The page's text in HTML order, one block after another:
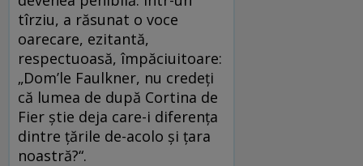
tîrziu, a răsunat o voce
oarecare, ezitantă,
respectuoasă, împăciuitoare:
„Dom’le Faulkner, nu credeți
că lumea de după Cortina de
Fier știe deja care-i diferența
dintre țările de-acolo și țara
noastră?“.